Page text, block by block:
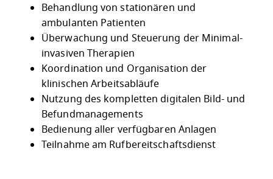
Behandlung von stationären und
ambulanten Patienten
Überwachung und Steuerung der Minimal-
invasiven Therapien
Koordination und Organisation der
klinischen Arbeitsabläufe
Nutzung des kompletten digitalen Bild- und
Befundmanagements
Bedienung aller verfügbaren Anlagen
Teilnahme am Rufbereitschaftsdienst